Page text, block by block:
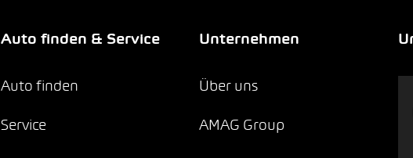
Auto finden & Service
Auto finden
Service
Unternehmen
Über uns
AMAG Group